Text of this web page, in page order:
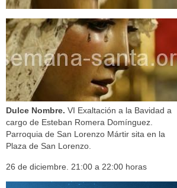
Dulce Nombre. VI Exaltación a la Bavidad a
cargo de Esteban Romera Domínguez.
Parroquia de San Lorenzo Mártir sita en la
Plaza de San Lorenzo.
26 de diciembre. 21:00 a 22:00 horas